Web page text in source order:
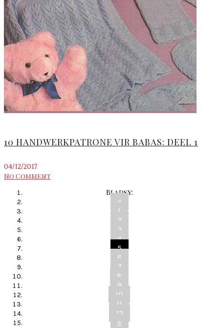
10 HANDWERKPATRONE VIR BABAS: DEEL 1
04/12/2017
No Comment
Bladsy:
«
1
2
3
4
5
6
7
8
9
10
11
12
»